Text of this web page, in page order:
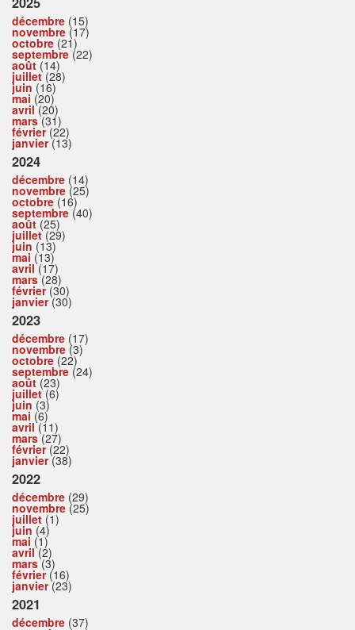
décembre (15)
novembre (17)
octobre (21)
septembre (22)
août (14)
juillet(28)
juin (16)
mai (20)
avril(20)
mars(31)
février(22)
janvier(13)
2024
décembre (14)
novembre (25)
octobre (16)
septembre (40)
août (25)
juillet(29)
juin (13)
mai (13)
avril(17)
mars(28)
février(30)
janvier(30)
2023
décembre (17)
novembre (3)
octobre (22)
septembre (24)
août (23)
juillet(6)
juin (3)
mai (6)
avril(11)
mars(27)
février(22)
janvier(38)
2022
décembre (29)
novembre (25)
juillet (1)
juin (4)
mai (1)
avril(2)
mars(3)
février(16)
janvier(23)
2021
décembre (37)